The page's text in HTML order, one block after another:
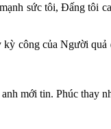
sức tôi, Đấng tôi
công của Người
mới tin. Phúc thay